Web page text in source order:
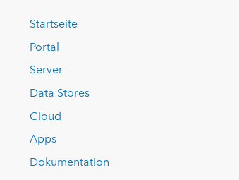
Startseite
Portal
Server
Data Stores
Cloud
Apps
Dokumentation